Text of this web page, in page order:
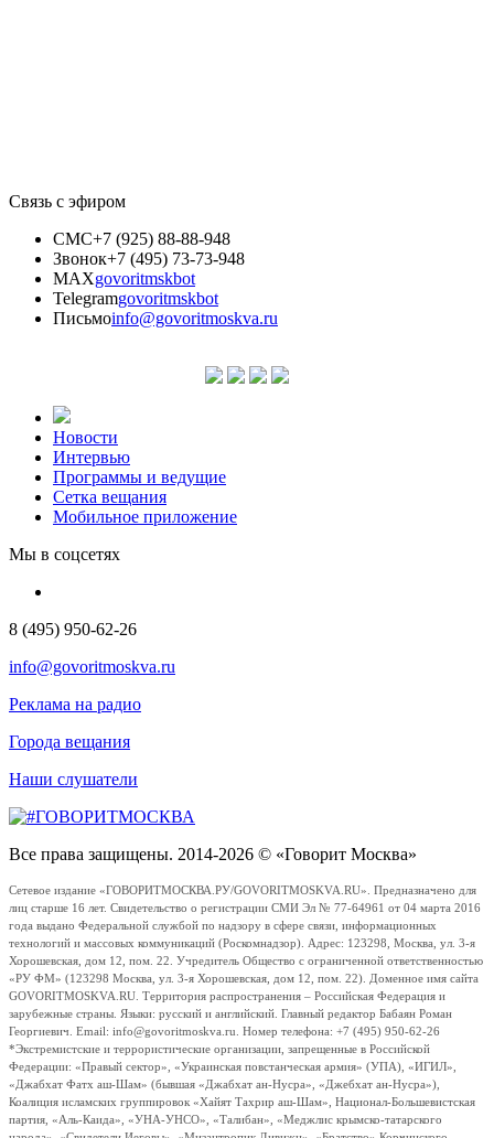
Связь с эфиром
СМС+7 (925) 88-88-948
Звонок+7 (495) 73-73-948
MAXgovoritmskbot
Telegramgovoritmskbot
Письмоinfo@govoritmoskva.ru
Новости
Интервью
Программы и ведущие
Сетка вещания
Мобильное приложение
Мы в соцсетях
8 (495) 950-62-26
info@govoritmoskva.ru
Реклама на радио
Города вещания
Наши слушатели
Все права защищены. 2014-2026 © «Говорит Москва»
Сетевое издание «ГОВОРИТМОСКВА.РУ/GOVORITMOSKVA.RU». Предназначено для
лиц старше 16 лет. Свидетельство о регистрации СМИ Эл № 77-64961 от 04 марта 2016
года выдано Федеральной службой по надзору в сфере связи, информационных
технологий и массовых коммуникаций (Роскомнадзор). Адрес: 123298, Москва, ул. 3-я
Хорошевская, дом 12, пом. 22. Учредитель Общество с ограниченной ответственностью
«РУ ФМ» (123298 Москва, ул. 3-я Хорошевская, дом 12, пом. 22). Доменное имя сайта
GOVORITMOSKVA.RU. Территория распространения – Российская Федерация и
зарубежные страны. Языки: русский и английский. Главный редактор Бабаян Роман
Георгиевич. Email: info@govoritmoskva.ru. Номер телефона: +7 (495) 950-62-26
*Экстремистские и террористические организации, запрещенные в Российской
Федерации: «Правый сектор», «Украинская повстанческая армия» (УПА), «ИГИЛ»,
«Джабхат Фатх аш-Шам» (бывшая «Джабхат ан-Нусра», «Джебхат ан-Нусра»),
Коалиция исламских группировок «Хайят Тахрир аш-Шам», Национал-Большевистская
партия, «Аль-Каида», «УНА-УНСО», «Талибан», «Меджлис крымско-татарского